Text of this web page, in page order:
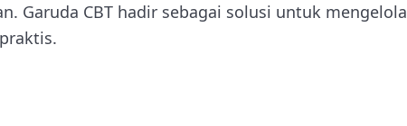
Garuda CBT hadir sebagai solusi untuk mengelola